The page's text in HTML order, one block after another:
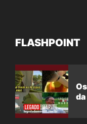
FLASHPOINT